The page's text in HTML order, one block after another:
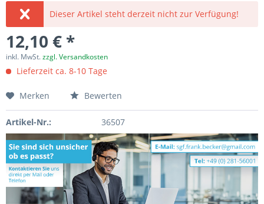
Dieser Artikel steht derzeit nicht zur Verfügung!
12,10 € *
inkl. MwSt.zzgl. Versandkosten
Lieferzeit ca. 8-10 Tage
Merken Bewerten
Artikel-Nr.: 36507